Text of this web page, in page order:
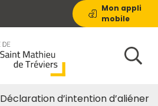
Mon appli
mobile
Déclaration d’intention d’aliéner